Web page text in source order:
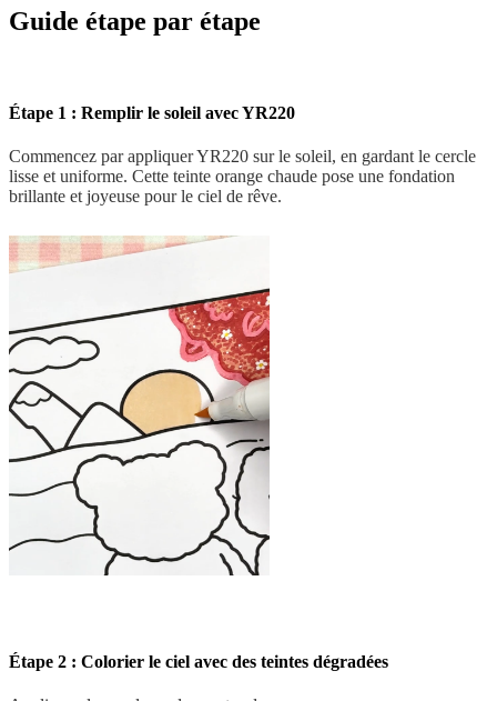
Guide étape par étape
Étape 1 : Remplir le soleil avec YR220
Commencez par appliquer YR220 sur le soleil, en gardant le cercle
lisse et uniforme. Cette teinte orange chaude pose une fondation
brillante et joyeuse pour le ciel de rêve.
Étape 2 : Colorier le ciel avec des teintes dégradées